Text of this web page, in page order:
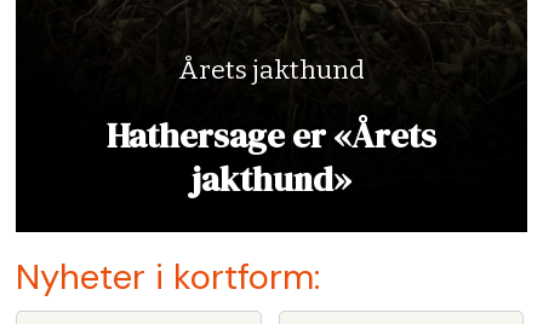
Årets jakthund
Hathersage er «Årets
jakthund»
Nyheter i kortform: